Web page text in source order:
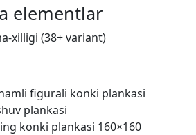
elementlar
xilligi (38+ variant)
figurali konki plankasi
plankasi
konki plankasi 160×160